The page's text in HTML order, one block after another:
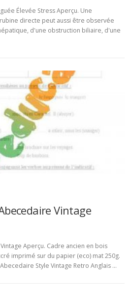
Élevée Stress Aperçu. Une
directe peut aussi être observée
d'une obstruction biliaire, d'une
Vintage
Aperçu. Cadre ancien en bois
imprimé sur du papier (eco) mat 250g.
Style Vintage Retro Anglais …